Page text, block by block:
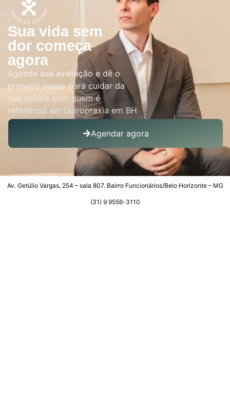
Sua vida sem
dor começa
agora
Agende sua avaliação e dê o
primeiro passo para cuidar da
sua coluna com quem é
referência em Quiropraxia em BH
Agendar agora
Av. Getúlio Vargas, 254 – sala 807. Bairro Funcionários/Belo Horizonte – MG
(31) 9 9556-3110